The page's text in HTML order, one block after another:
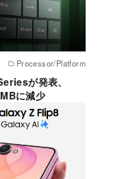
Processor/Platform
が発表、
に減少